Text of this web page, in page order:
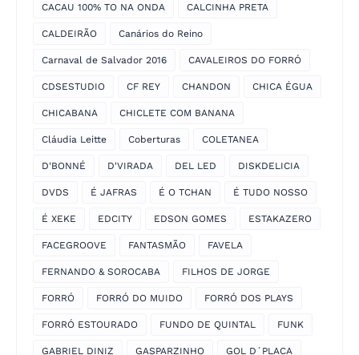
CACAU 100% TO NA ONDA CALCINHA PRETA
CALDEIRÃO Canários do Reino
Carnaval de Salvador 2016 CAVALEIROS DO FORRÓ
CDSESTUDIO CF REY CHANDON CHICA ÉGUA
CHICABANA CHICLETE COM BANANA
Cláudia Leitte Coberturas COLETANEA
D'BONNÉ D'VIRADA DEL LED DISKDELICIA
DVDS É JAFRAS É O TCHAN É TUDO NOSSO
É XEKE EDCITY EDSON GOMES ESTAKAZERO
FACEGROOVE FANTASMÃO FAVELA
FERNANDO & SOROCABA FILHOS DE JORGE
FORRÓ FORRÓ DO MUIDO FORRÓ DOS PLAYS
FORRÓ ESTOURADO FUNDO DE QUINTAL FUNK
GABRIEL DINIZ GASPARZINHO GOL D´PLACA